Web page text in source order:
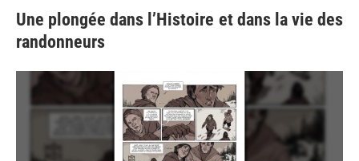
Une plongée dans l’Histoire et dans la vie des
randonneurs